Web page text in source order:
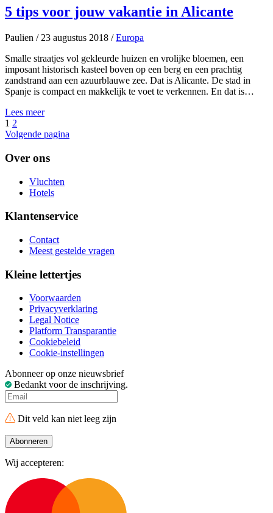
5 tips voor jouw vakantie in Alicante
Paulien /23 augustus 2018 / Europa
Smalle straatjes vol gekleurde huizen en vrolijke bloemen, een
imposant historisch kasteel boven op een berg en een prachtig
zandstrand aan een azuurblauwe zee. Dat is Alicante. De stad in
Spanje is compact en makkelijk te voet te verkennen. En dat is…
Lees meer
1 2
Volgende pagina
Over ons
Vluchten
Hotels
Klantenservice
Contact
Meest gestelde vragen
Kleine lettertjes
Voorwaarden
Privacyverklaring
Legal Notice
Platform Transparantie
Cookiebeleid
Cookie-instellingen
Abonneer op onze nieuwsbrief
Bedankt voor de inschrijving.
Dit veld kan niet leeg zijn
Abonneren
Wij accepteren: